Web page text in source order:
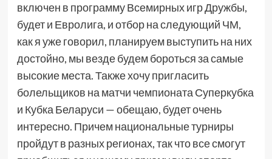
включен в программу Всемирных игр Дружбы,
будет и Евролига, и отбор на следующий ЧМ,
как я уже говорил, планируем выступить на них
достойно, мы везде будем бороться за самые
высокие места. Также хочу пригласить
болельщиков на матчи чемпионата Суперкубка
и Кубка Беларуси — обещаю, будет очень
интересно. Причем национальные турниры
пройдут в разных регионах, так что все смогут